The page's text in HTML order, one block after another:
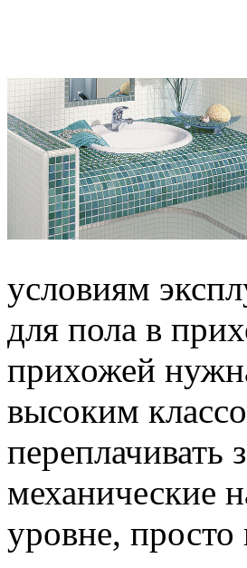
условиям
для пола в
прихожей
высоким
переплачивать
механические
уровне,